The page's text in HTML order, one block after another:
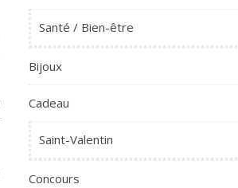
Santé / Bien-être
Bijoux
Cadeau
Saint-Valentin
Concours